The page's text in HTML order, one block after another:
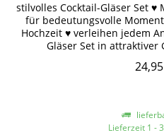
stilvolles Cocktail-Gläser Set ♥
für bedeutungsvolle
Hochzeit ♥ verleihen jedem
Gläser Set in attraktiver
Lieferzeit 1 -